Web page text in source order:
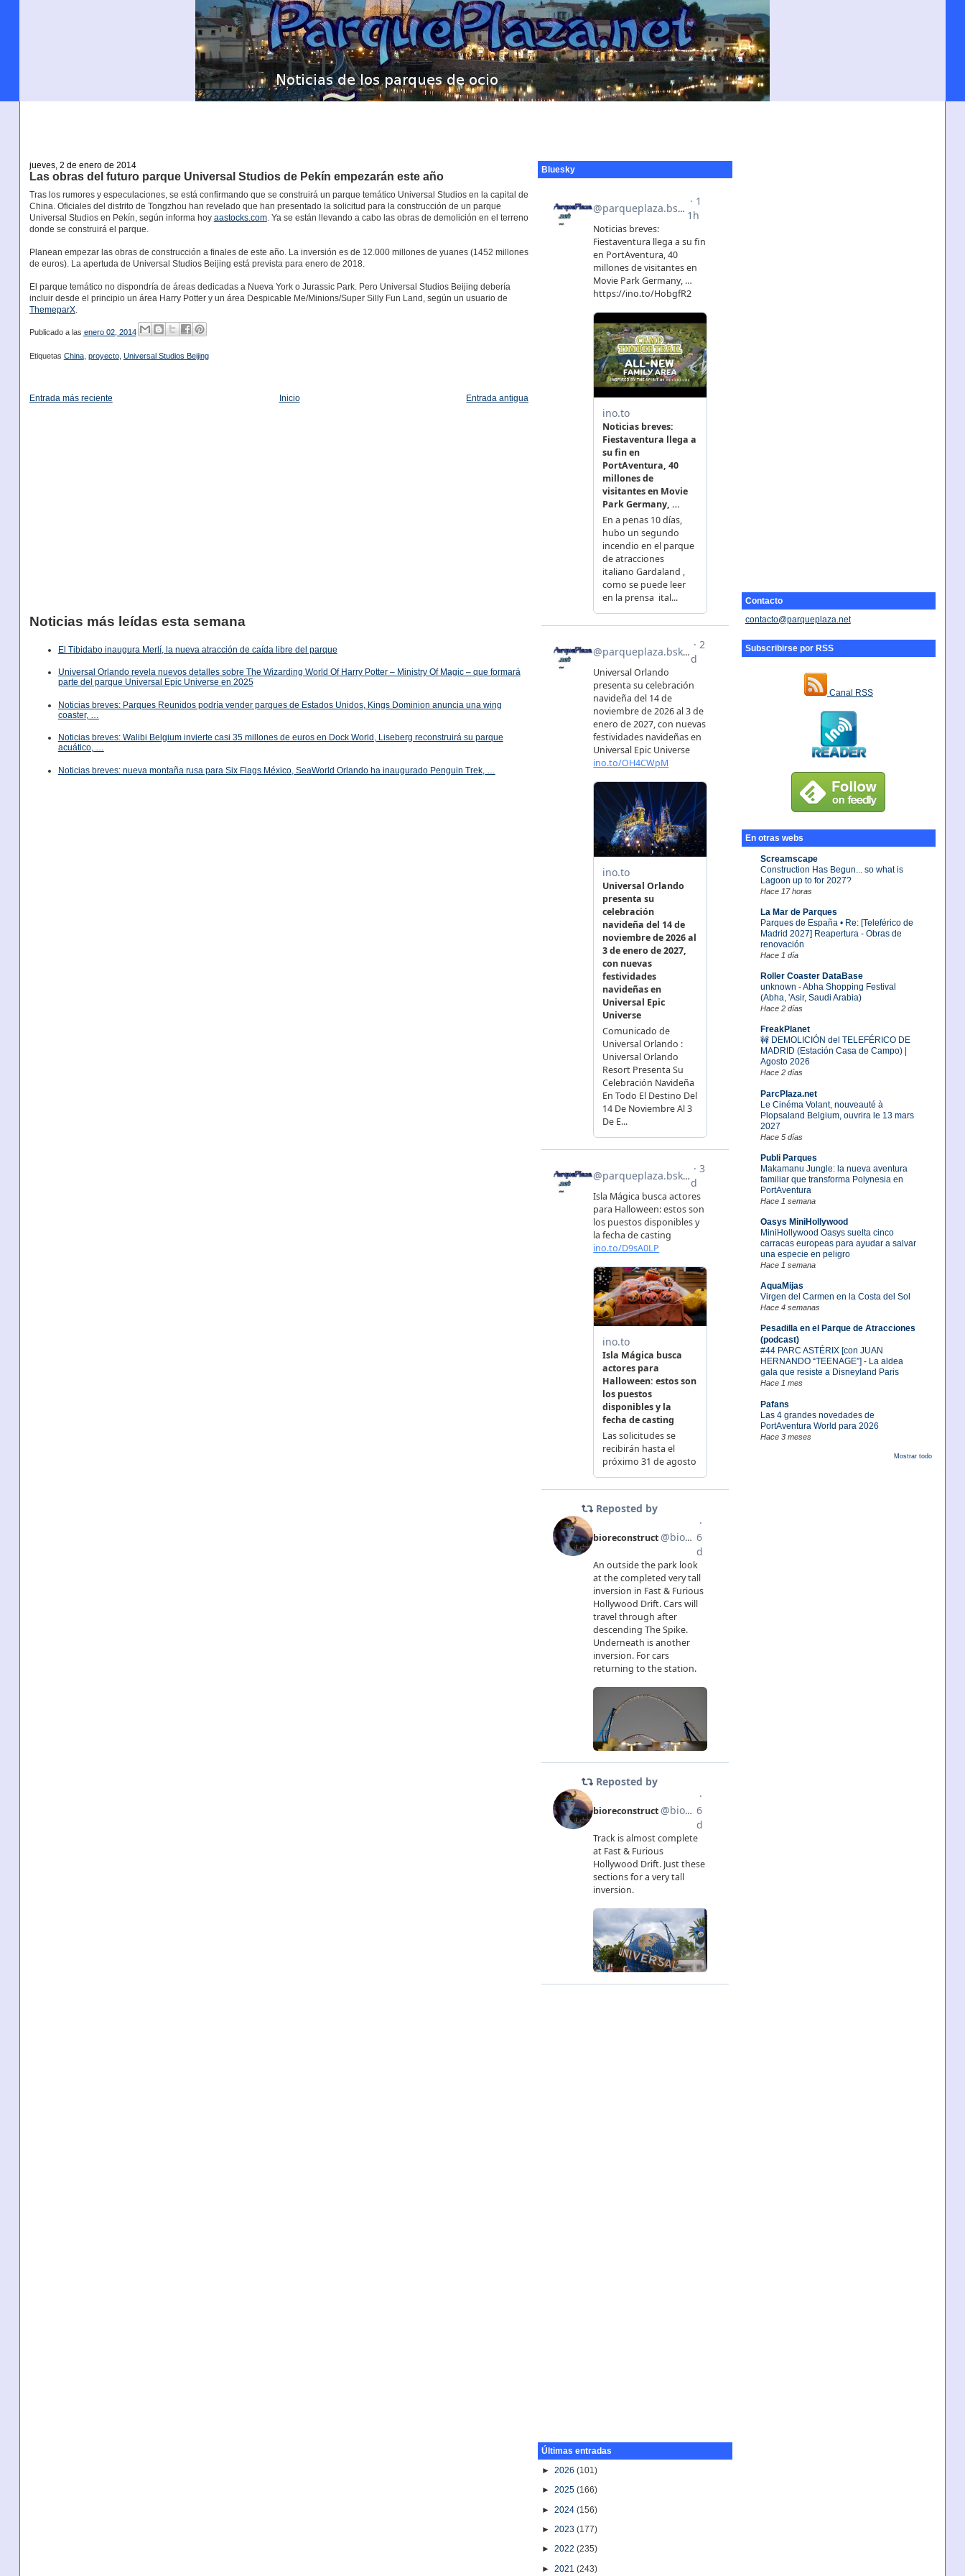
Contacto
contacto@parqueplaza.net
Subscribirse por RSS
Canal RSS
En otras webs
Screamscape
Construction Has Begun... so what is
Lagoon up to for 2027?
Hace 17 horas
La Mar de Parques
Parques de España • Re: [Teleférico de
Madrid 2027] Reapertura - Obras de
renovación
Hace 1 día
Roller Coaster DataBase
unknown - Abha Shopping Festival
(Abha, 'Asir, Saudi Arabia)
Hace 2 días
FreakPlanet
🚧 DEMOLICIÓN del TELEFÉRICO DE
MADRID (Estación Casa de Campo) |
Agosto 2026
Hace 2 días
ParcPlaza.net
Le Cinéma Volant, nouveauté à
Plopsaland Belgium, ouvrira le 13 mars
2027
Hace 5 días
Publi Parques
Makamanu Jungle: la nueva aventura
familiar que transforma Polynesia en
PortAventura
Hace 1 semana
Oasys MiniHollywood
MiniHollywood Oasys suelta cinco
carracas europeas para ayudar a salvar
una especie en peligro
Hace 1 semana
AquaMijas
Virgen del Carmen en la Costa del Sol
Hace 4 semanas
Pesadilla en el Parque de Atracciones
(podcast)
#44 PARC ASTÉRIX [con JUAN
HERNANDO “TEENAGE”] - La aldea
gala que resiste a Disneyland Paris
Hace 1 mes
Pafans
Las 4 grandes novedades de
PortAventura World para 2026
Hace 3 meses
Mostrar todo
jueves, 2 de enero de 2014
Las obras del futuro parque Universal Studios de Pekín empezarán este año
Tras los rumores y especulaciones, se está confirmando que se construirá un parque temático Universal Studios en la capital de
China. Oficiales del distrito de Tongzhou han revelado que han presentado la solicitud para la construcción de un parque
Universal Studios en Pekín, según informa hoy aastocks.com. Ya se están llevando a cabo las obras de demolición en el terreno
donde se construirá el parque.
Planean empezar las obras de construcción a finales de este año. La inversión es de 12.000 millones de yuanes (1452 millones
de euros). La apertuda de Universal Studios Beijing está prevista para enero de 2018.
El parque temático no dispondría de áreas dedicadas a Nueva York o Jurassic Park. Pero Universal Studios Beijing debería
incluir desde el principio un área Harry Potter y un área Despicable Me/Minions/Super Silly Fun Land, según un usuario de
ThemeparX.
Publicado a las enero 02, 2014
Etiquetas China, proyecto, Universal Studios Beijing
Entrada más reciente Entrada antigua
Inicio
Noticias más leídas esta semana
El Tibidabo inaugura Merlí, la nueva atracción de caída libre del parque
Universal Orlando revela nuevos detalles sobre The Wizarding World Of Harry Potter – Ministry Of Magic – que formará
parte del parque Universal Epic Universe en 2025
Noticias breves: Parques Reunidos podría vender parques de Estados Unidos, Kings Dominion anuncia una wing
coaster, …
Noticias breves: Walibi Belgium invierte casi 35 millones de euros en Dock World, Liseberg reconstruirá su parque
acuático, …
Noticias breves: nueva montaña rusa para Six Flags México, SeaWorld Orlando ha inaugurado Penguin Trek, …
Bluesky
Últimas entradas
►2026(101)
►2025(166)
►2024(156)
►2023(177)
►2022(235)
►2021(243)